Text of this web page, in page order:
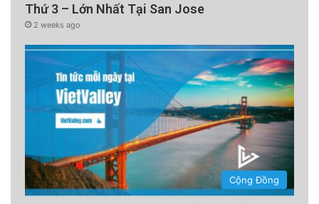
Thứ 3 – Lớn Nhất Tại San Jose
2 weeks ago
Cộng Đồng